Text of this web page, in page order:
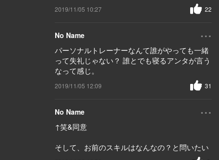
2019/11/05 10:27 22
No Name ...
パーソナルトレーナーなんて誰がやっても一緒
って失礼じゃない？ 誰とでも寝るアンタが言う
なって感じ。
2019/11/05 12:09 31
No Name ...
↑笑&同意
そして、お前のスキルはなんなの？と問いたい